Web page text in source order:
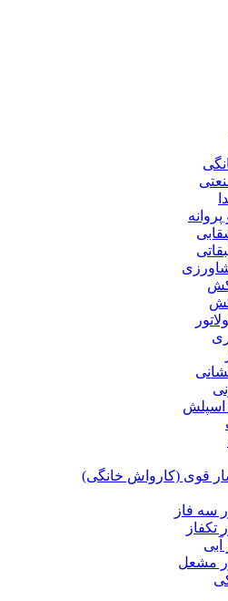
اسپلش
قوی (کارواش خانگی)
سه فاز
تکفاز
آبی
مشعل